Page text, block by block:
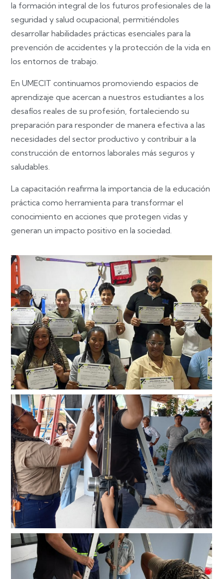
la formación integral de los futuros profesionales de la
seguridad y salud ocupacional, permitiéndoles
desarrollar habilidades prácticas esenciales para la
prevención de accidentes y la protección de la vida en
los entornos de trabajo.
En UMECIT continuamos promoviendo espacios de
aprendizaje que acercan a nuestros estudiantes a los
desafíos reales de su profesión, fortaleciendo su
preparación para responder de manera efectiva a las
necesidades del sector productivo y contribuir a la
construcción de entornos laborales más seguros y
saludables.
La capacitación reafirma la importancia de la educación
práctica como herramienta para transformar el
conocimiento en acciones que protegen vidas y
generan un impacto positivo en la sociedad.